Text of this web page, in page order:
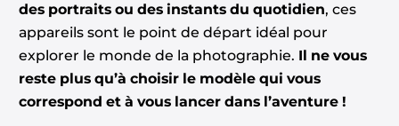
des portraits ou des instants du quotidien, ces
appareils sont le point de départ idéal pour
explorer le monde de la photographie. Il ne vous
reste plus qu’à choisir le modèle qui vous
correspond et à vous lancer dans l’aventure !